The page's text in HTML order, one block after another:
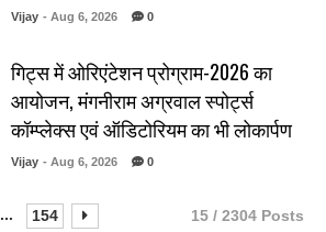
Vijay - Aug 6, 2026 0
गिट्स में ओरिएंटेशन प्रोग्राम-2026 का
आयोजन, मंगनीराम अग्रवाल स्पोर्ट्स
कॉम्प्लेक्स एवं ऑडिटोरियम का भी लोकार्पण
Vijay - Aug 6, 2026 0
... 154 15 / 2304 Posts